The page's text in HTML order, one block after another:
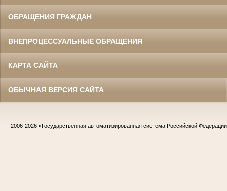
ОБРАЩЕНИЯ ГРАЖДАН
ВНЕПРОЦЕССУАЛЬНЫЕ ОБРАЩЕНИЯ
КАРТА САЙТА
ОБЫЧНАЯ ВЕРСИЯ САЙТА
2006-2026 «Государственная автоматизированная система Российской